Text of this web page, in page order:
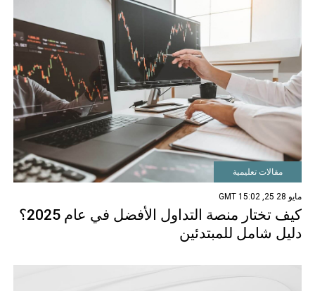
مقالات تعليمية
مايو 28 25, 15:02 GMT
كيف تختار منصة التداول الأفضل في عام 2025؟
دليل شامل للمبتدئين